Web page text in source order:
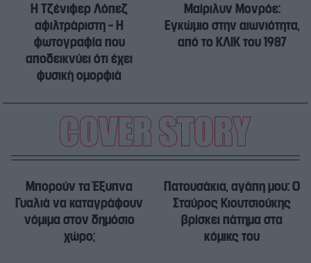
Η Τζένιφερ Λόπεζ
αφιλτράριστη – Η
φωτογραφία που
αποδεικνύει ότι έχει
φυσική ομορφιά
Μαίριλυν Μονρόε:
Εγκώμιο στην αιωνιότητα,
από το ΚΛΙΚ του 1987
Μπορούν τα Έξυπνα
Γυαλιά να καταγράφουν
νόμιμα στον δημόσιο
χώρο;
Πατουσάκια, αγάπη μου: Ο
Σταύρος Κιουτσιούκης
βρίσκει πάτημα στα
κόμικς του